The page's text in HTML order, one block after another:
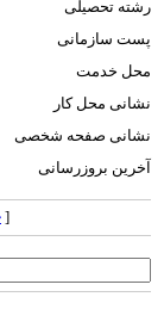
رشته تحصیلی
پست سازمانی
محل خدمت
نشانی محل کار
نشانی صفحه شخصی
آخرین بروزرسانی